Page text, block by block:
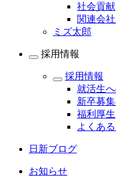
社会貢献
関連会
ミズ太郎
採用情報
採用情報
就活生
新卒募
福利厚生
よくあ
日新ブログ
お知らせ